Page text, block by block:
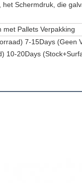
het Schermdruk, die
Pallets Verpakking
7-15Days (Geen
10-20Days